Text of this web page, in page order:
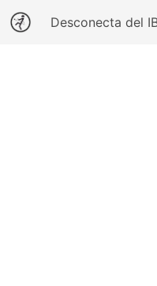
Desconecta del